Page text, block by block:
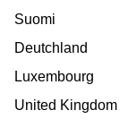
Suomi
Deutchland
Luxembourg
United Kingdom